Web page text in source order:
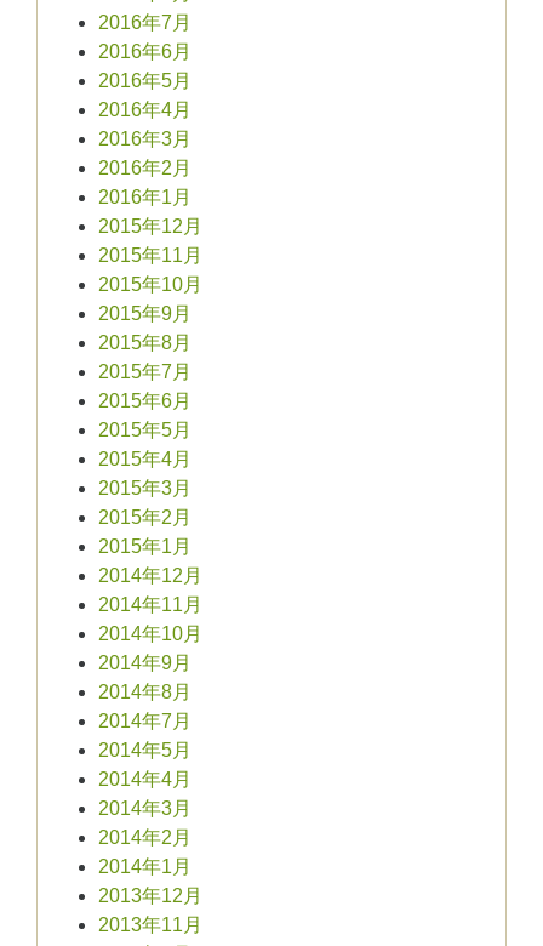
2016年7月
2016年6月
2016年5月
2016年4月
2016年3月
2016年2月
2016年1月
2015年12月
2015年11月
2015年10月
2015年9月
2015年8月
2015年7月
2015年6月
2015年5月
2015年4月
2015年3月
2015年2月
2015年1月
2014年12月
2014年11月
2014年10月
2014年9月
2014年8月
2014年7月
2014年5月
2014年4月
2014年3月
2014年2月
2014年1月
2013年12月
2013年11月